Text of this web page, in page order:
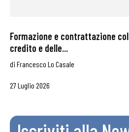
Formazione e contrattazione
credito e delle...
di Francesco Lo Casale
27 Luglio 2026